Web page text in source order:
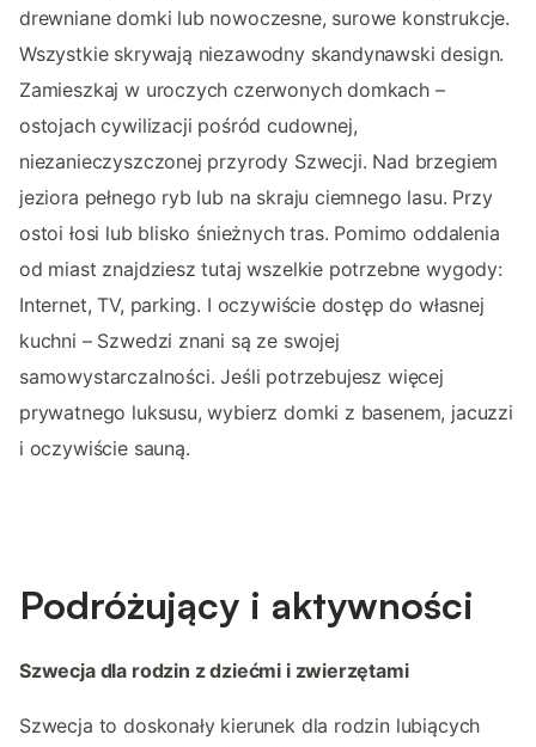
drewniane domki lub nowoczesne, surowe konstrukcje.
Wszystkie skrywają niezawodny skandynawski design.
Zamieszkaj w uroczych czerwonych domkach –
ostojach cywilizacji pośród cudownej,
niezanieczyszczonej przyrody Szwecji. Nad brzegiem
jeziora pełnego ryb lub na skraju ciemnego lasu. Przy
ostoi łosi lub blisko śnieżnych tras. Pomimo oddalenia
od miast znajdziesz tutaj wszelkie potrzebne wygody:
Internet, TV, parking. I oczywiście dostęp do własnej
kuchni – Szwedzi znani są ze swojej
samowystarczalności. Jeśli potrzebujesz więcej
prywatnego luksusu, wybierz domki z basenem, jacuzzi
i oczywiście sauną.
Podróżujący i aktywności
Szwecja dla rodzin z dziećmi i zwierzętami
Szwecja to doskonały kierunek dla rodzin lubiących